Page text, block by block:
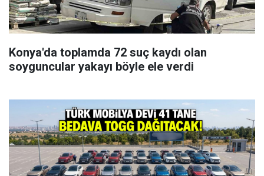
Konya'da toplamda 72 suç kaydı olan
soyguncular yakayı böyle ele verdi